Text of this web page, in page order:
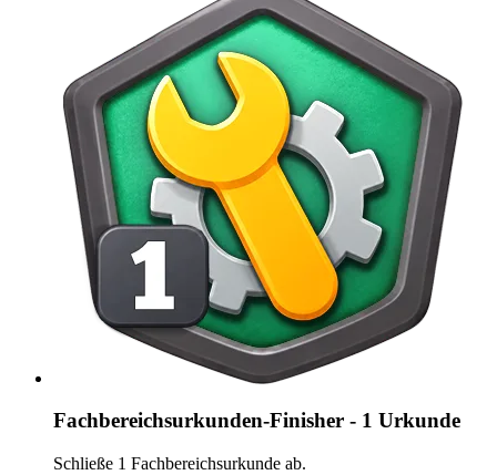
Fachbereichsurkunden-Finisher - 1 Urkunde
Schließe 1 Fachbereichsurkunde ab.